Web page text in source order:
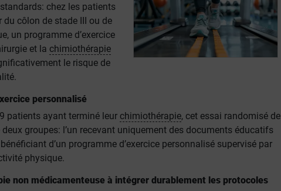
chez les patients
du côlon de stade III ou de
un programme d’exercice
et la chimiothérapie
le risque de
personnalisé
patients ayant terminé leur chimiothérapie, cet essai randomisé de
groupes: l’un recevant uniquement des documents éducatifs
d’un programme d’exercice personnalisé supervisé par
physique.
non médicamenteuse à intégrer durablement les protocoles